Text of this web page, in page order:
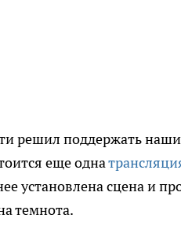
решил поддержать
еще одна
установлена сцена и
темнота.